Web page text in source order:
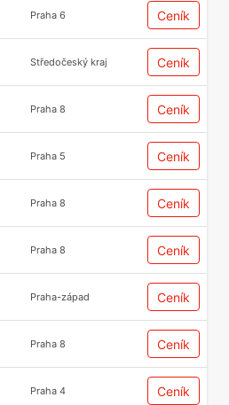
Praha 6 Ceník
Středočeský kraj Ceník
Praha 8 Ceník
Praha 5 Ceník
Praha 8 Ceník
Praha 8 Ceník
Praha-západ Ceník
Praha 8 Ceník
Praha 4 Ceník